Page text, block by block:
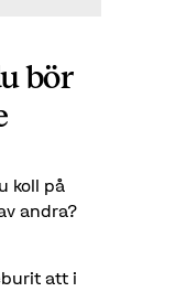
bör
koll på
andra?
att i